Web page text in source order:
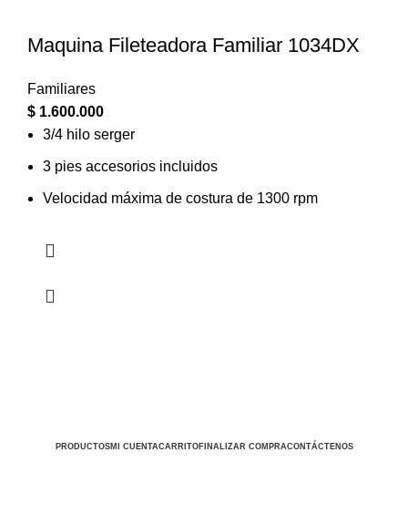
Maquina Fileteadora Familiar 1034DX
Familiares
$ 1.600.000
3/4 hilo serger
3 pies accesorios incluidos
Velocidad máxima de costura de 1300 rpm
PRODUCTOSMI CUENTACARRITOFINALIZAR COMPRACONTÁCTENOS